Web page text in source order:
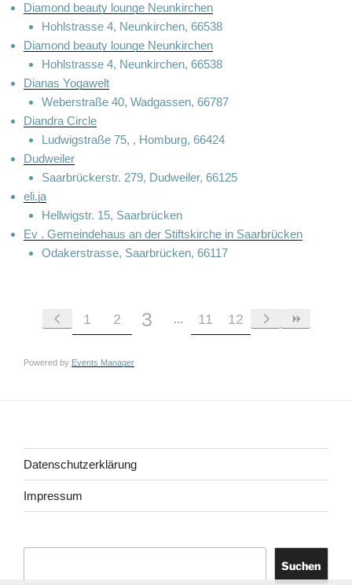
Diamond beauty lounge Neunkirchen
Hohlstrasse 4, Neunkirchen, 66538
Diamond beauty lounge Neunkirchen
Hohlstrasse 4, Neunkirchen, 66538
Dianas Yogawelt
Weberstraße 40, Wadgassen, 66787
Diandra Circle
Ludwigstraße 75, , Homburg, 66424
Dudweiler
Saarbrückerstr. 279, Dudweiler, 66125
eli.ja
Hellwigstr. 15, Saarbrücken
Ev . Gemeindehaus an der Stiftskirche in Saarbrücken
Odakerstrasse, Saarbrücken, 66117
1 2 3 11 12
Powered by Events Manager
Datenschutzerklärung
Impressum
Suchen